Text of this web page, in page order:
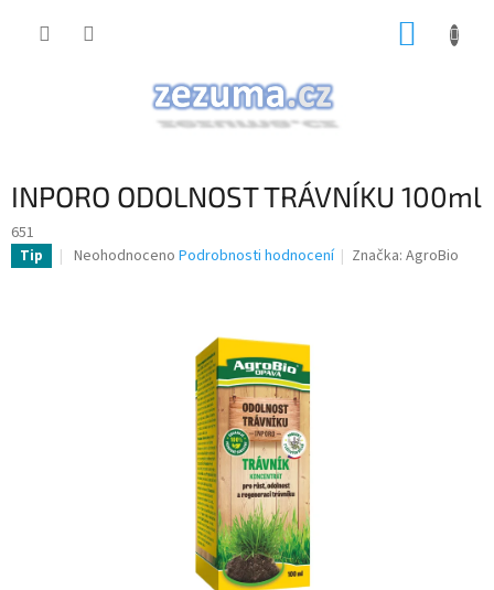
INPORO ODOLNOST TRÁVNÍKU 100ml
651
Tip
Průměrné
Neohodnoceno Podrobnosti hodnocení Značka:AgroBio